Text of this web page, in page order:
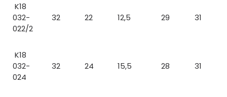
K18
032-
022/2
32 22 12,5 29 31
K18
032-
024
32 24 15,5 28 31